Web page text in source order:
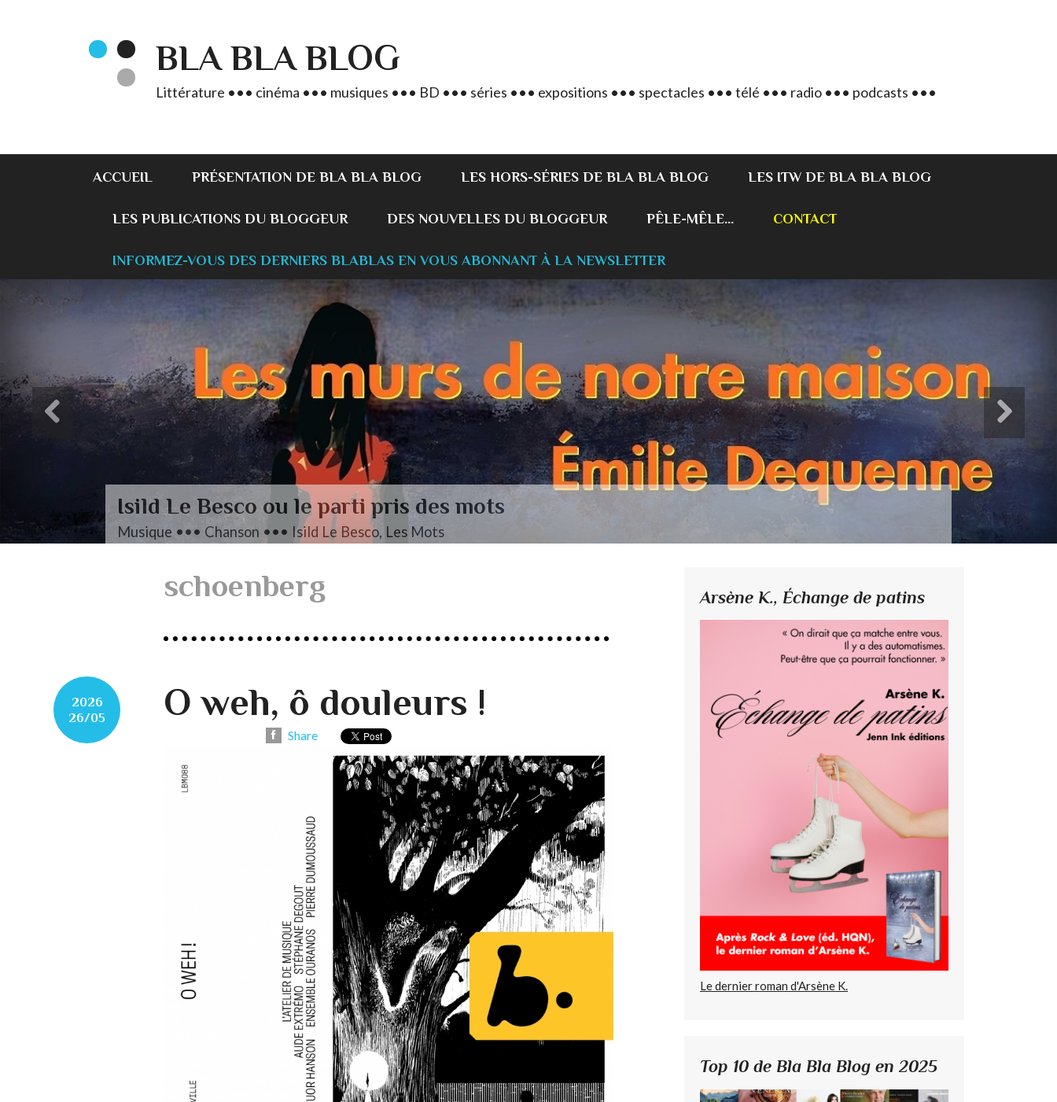
BLA BLA BLOG
Littérature ••• cinéma ••• musiques ••• BD ••• séries ••• expositions ••• spectacles ••• télé ••• radio ••• podcasts •••
ACCUEIL PRÉSENTATION DE BLA BLA BLOG LES HORS-SÉRIES DE BLA BLA BLOG LES ITW DE BLA BLA BLOG
LES PUBLICATIONS DU BLOGGEUR DES NOUVELLES DU BLOGGEUR PÊLE-MÊLE... CONTACT
INFORMEZ-VOUS DES DERNIERS BLABLAS EN VOUS ABONNANT À LA NEWSLETTER
L’autre Mendelssohn
Musique ••• Classique ••• Fanny Mendelssohn, Das Jahr
schoenberg
2026
26/05
O weh, ô douleurs !
Share
Arsène K., Échange de patins
Le dernier roman d'Arsène K.
Top 10 de Bla Bla Blog en 2025